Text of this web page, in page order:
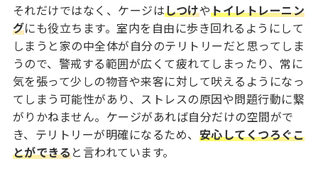
それだけではなく、ケージはしつけやトイレトレーニン
グにも役立ちます。室内を自由に歩き回れるようにして
しまうと家の中全体が自分のテリトリーだと思ってしま
うので、警戒する範囲が広くて疲れてしまったり、常に
気を張って少しの物音や来客に対して吠えるようになっ
てしまう可能性があり、ストレスの原因や問題行動に繋
がりかねません。ケージがあれば自分だけの空間がで
き、テリトリーが明確になるため、 安心してくつろぐこ
とができると言われています。